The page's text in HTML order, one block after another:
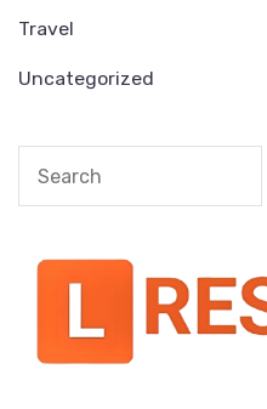
Travel
Uncategorized